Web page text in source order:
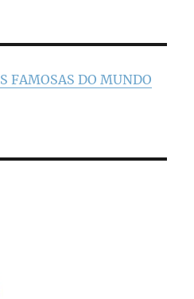
FAMOSAS DO MUNDO